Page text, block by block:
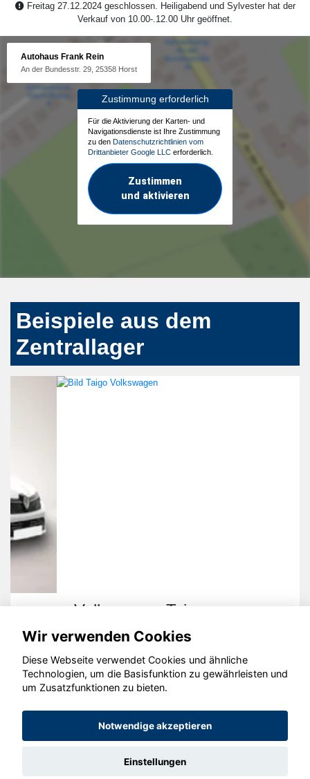
Freitag 27.12.2024 geschlossen. Heiligabend und Sylvester hat der
Verkauf von 10.00-.12.00 Uhr geöffnet.
Autohaus Frank Rein
An der Bundesstr. 29, 25358 Horst
Zustimmung erforderlich
Für die Aktivierung der Karten- und
Navigationsdienste ist Ihre Zustimmung
zu den Datenschutzrichtlinien vom
Drittanbieter Google LLC erforderlich.
Zustimmen
und aktivieren
Beispiele aus dem
Zentrallager
Volkswagen Taigo
© konjunkturmotor.de GmbH 2020 - 2026
Wir verwenden Cookies
Diese Webseite verwendet Cookies und ähnliche
Technologien, um die Basisfunktion zu gewährleisten und
um Zusatzfunktionen zu bieten.
Notwendige akzeptieren
Einstellungen